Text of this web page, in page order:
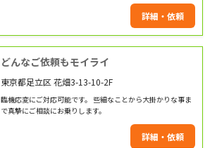
トップで行えますので、お困りの際は是非弊社へお声がけ下
さい。 弊社プロスタッフが、責任を持ち真心をこめご対応、
作業をさせていただきます。
詳細・依頼
どんなご依頼もモイライ
東京都足立区 花畑3-13-10-2F
臨機応変にご対応可能です。 些細なことから大掛かりな事ま
で真摯にご相談にお乗りします。
詳細・依頼